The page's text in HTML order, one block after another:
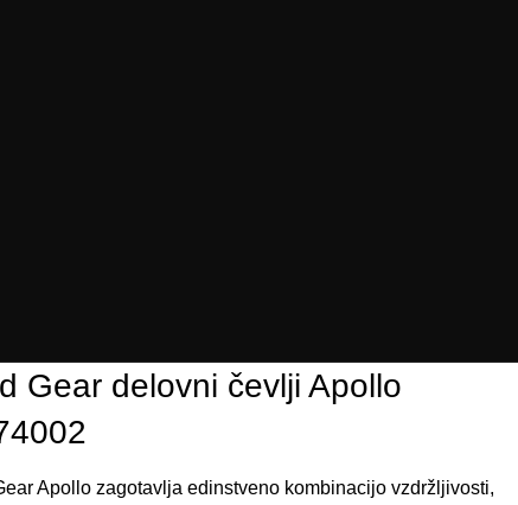
Gear delovni čevlji Apollo
Apollo zagotavlja edinstveno kombinacijo vzdržljivosti,